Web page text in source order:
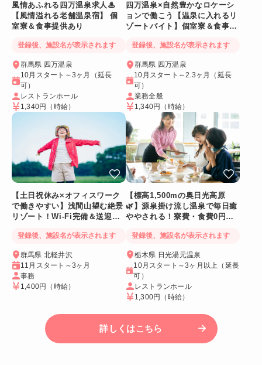
風情あふれる四万温泉求人♨
【風情溢れる老舗温泉宿】 個
室寮＆食事提供あり
登録後、施設名が表示されます
群馬県 四万温泉
10月スタート～3ヶ月（延長
可）
レストランホール
1,340円
（時給）
四万温泉×自然豊かなロケーシ
ョンで働こう【温泉に入れるリ
ゾートバイト】個室寮＆食事提
登録後、施設名が表示されます
群馬県 四万温泉
10月スタート～2.3ヶ月（延長
可）
業務全般
1,340円
（時給）
【土日祝休み×オフィスワーク
で働きやすい】浅間山望む絶景
リゾート！Wi-Fi完備＆送迎バ
登録後、施設名が表示されます
群馬県 北軽井沢
11月スタート～3ヶ月
事務
1,400円 （時給）
【標高1,500mの奥日光高原
🌿】源泉掛け流し温泉で毎日癒
ややされる！寮費・食費0円！
登録後、施設名が表示されます
栃木県 日光湯元温泉
10月スタート～3ヶ月以上（延長
可）
レストランホール
1,300円 （時給）
詳しくはこちら